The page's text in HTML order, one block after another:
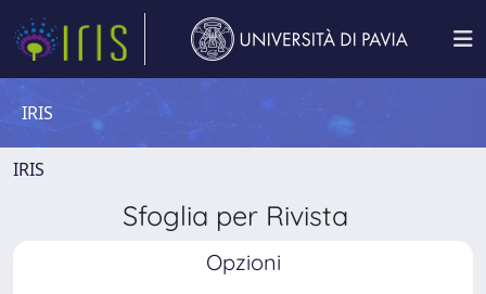
IRIS
IRIS
Sfoglia per Rivista
Opzioni